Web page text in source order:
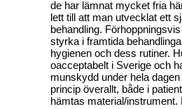
de har lämnat mycket fria
lett till att man utvecklat ett
behandling.
styrka i framtida
hygienen och dess rutiner.
oacceptabelt i Sverige och
munskydd under hela
princip överallt, både i
hämtas material/